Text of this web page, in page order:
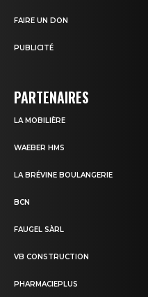
FAIRE UN DON
PUBLICITÉ
PARTENAIRES
LA MOBILIÈRE
WAEBER HMS
LA BRÉVINE BOULANGERIE
BCN
FAUGEL SÀRL
VB CONSTRUCTION
PHARMACIEPLUS